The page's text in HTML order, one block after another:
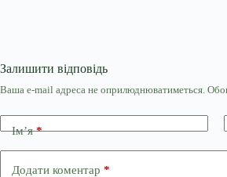
Залишити відповідь
Ваша e-mail адреса не оприлюднюватиметься.
Ім’я*
Додати коментар *